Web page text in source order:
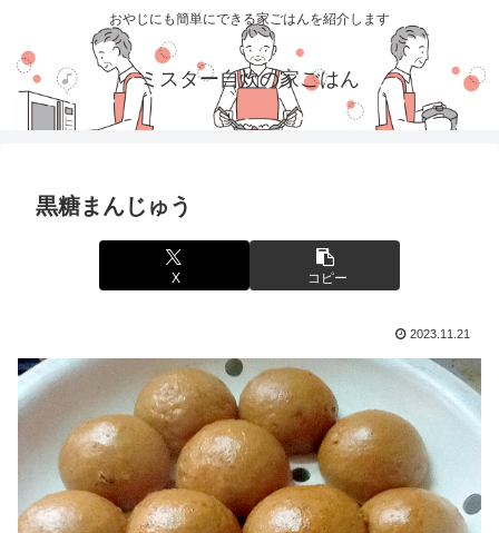
おやじにも簡単にできる家ごはんを紹介します
ミスター自炊の家ごはん
黒糖まんじゅう
X コピー
2023.11.21